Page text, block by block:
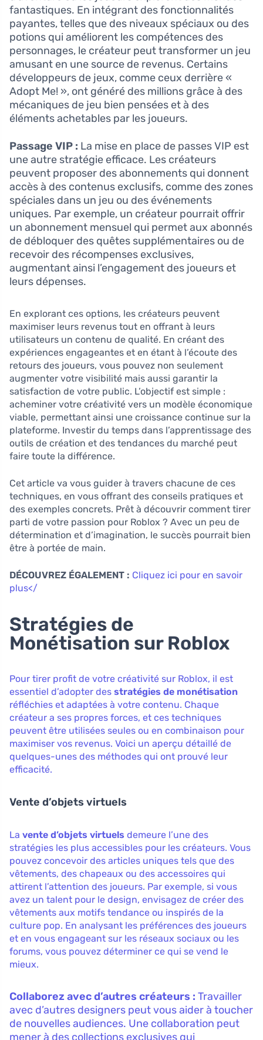
fantastiques. En intégrant des fonctionnalités
payantes, telles que des niveaux spéciaux ou des
potions qui améliorent les compétences des
personnages, le créateur peut transformer un jeu
amusant en une source de revenus. Certains
développeurs de jeux, comme ceux derrière «
Adopt Me! », ont généré des millions grâce à des
mécaniques de jeu bien pensées et à des
éléments achetables par les joueurs.
Passage VIP : La mise en place de passes VIP est
une autre stratégie efficace. Les créateurs
peuvent proposer des abonnements qui donnent
accès à des contenus exclusifs, comme des zones
spéciales dans un jeu ou des événements
uniques. Par exemple, un créateur pourrait offrir
un abonnement mensuel qui permet aux abonnés
de débloquer des quêtes supplémentaires ou de
recevoir des récompenses exclusives,
augmentant ainsi l’engagement des joueurs et
leurs dépenses.
En explorant ces options, les créateurs peuvent
maximiser leurs revenus tout en offrant à leurs
utilisateurs un contenu de qualité. En créant des
expériences engageantes et en étant à l’écoute des
retours des joueurs, vous pouvez non seulement
augmenter votre visibilité mais aussi garantir la
satisfaction de votre public. L’objectif est simple :
acheminer votre créativité vers un modèle économique
viable, permettant ainsi une croissance continue sur la
plateforme. Investir du temps dans l’apprentissage des
outils de création et des tendances du marché peut
faire toute la différence.
Cet article va vous guider à travers chacune de ces
techniques, en vous offrant des conseils pratiques et
des exemples concrets. Prêt à découvrir comment tirer
parti de votre passion pour Roblox ? Avec un peu de
détermination et d’imagination, le succès pourrait bien
être à portée de main.
DÉCOUVREZ ÉGALEMENT : Cliquez ici pour en savoir
plus</
Stratégies de
Monétisation sur Roblox
Pour tirer profit de votre créativité sur Roblox, il est
essentiel d’adopter des stratégies de monétisation
réfléchies et adaptées à votre contenu. Chaque
créateur a ses propres forces, et ces techniques
peuvent être utilisées seules ou en combinaison pour
maximiser vos revenus. Voici un aperçu détaillé de
quelques-unes des méthodes qui ont prouvé leur
efficacité.
Vente d’objets virtuels
La vente d’objets virtuels demeure l’une des
stratégies les plus accessibles pour les créateurs. Vous
pouvez concevoir des articles uniques tels que des
vêtements, des chapeaux ou des accessoires qui
attirent l’attention des joueurs. Par exemple, si vous
avez un talent pour le design, envisagez de créer des
vêtements aux motifs tendance ou inspirés de la
culture pop. En analysant les préférences des joueurs
et en vous engageant sur les réseaux sociaux ou les
forums, vous pouvez déterminer ce qui se vend le
mieux.
Collaborez avec d’autres créateurs : Travailler
avec d’autres designers peut vous aider à toucher
de nouvelles audiences. Une collaboration peut
mener à des collections exclusives qui